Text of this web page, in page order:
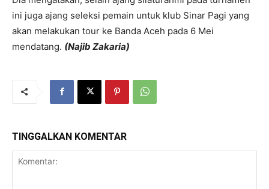
ini juga ajang seleksi pemain untuk klub Sinar Pagi yang
akan melakukan tour ke Banda Aceh pada 6 Mei
mendatang. (Najib Zakaria)
TINGGALKAN KOMENTAR